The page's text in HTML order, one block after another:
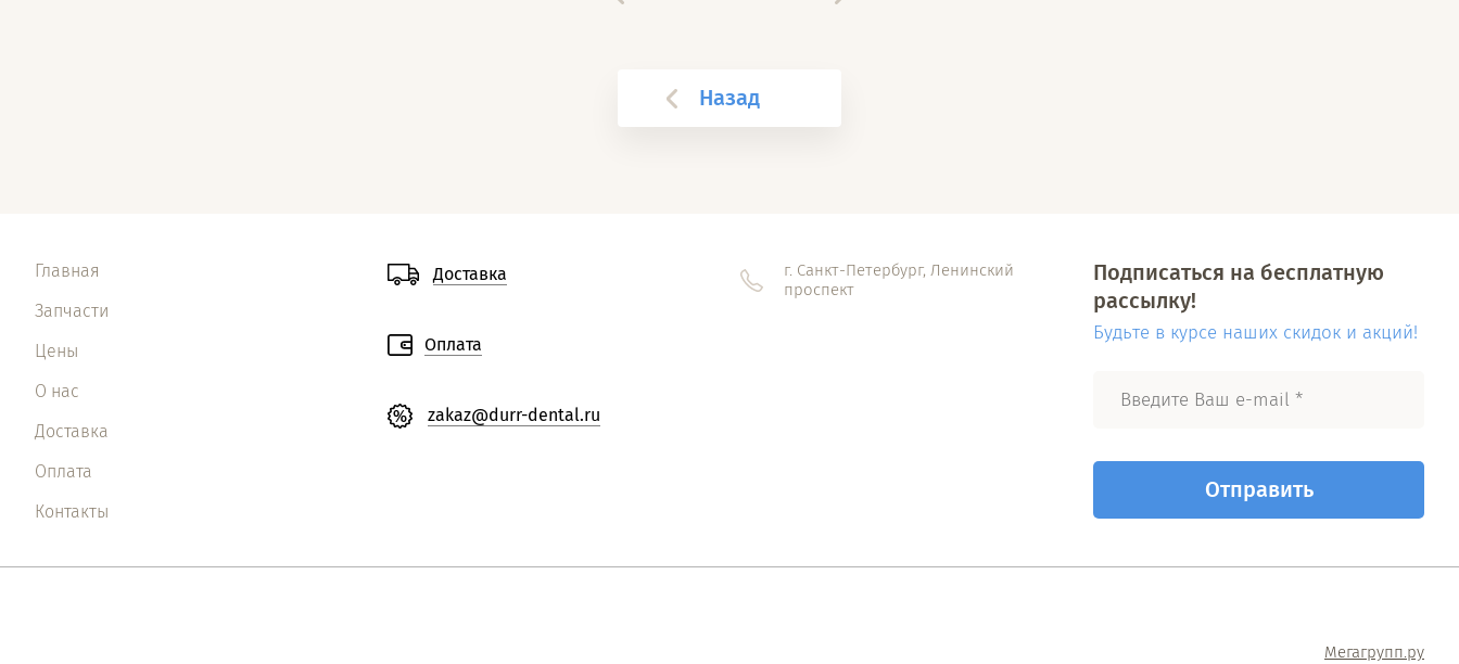
Назад
Главная
Запчасти
Цены
О нас
Доставка
Оплата
Контакты
Доставка
Оплата
zakaz@durr-dental.ru
г. Санкт-Петербург, Ленинский
проспект
Подписаться на бесплатную
рассылку!
Будьте в курсе наших скидок и акций!
Отправить
Мегагрупп.ру